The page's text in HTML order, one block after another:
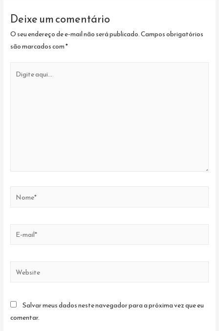
Post
Deixe um comentário
O seu endereço de e-mail não será publicado.Campos obrigatórios
são marcados com*
aqui...
Website
Salvar meus dados neste navegador para a próxima vez que eu
comentar.